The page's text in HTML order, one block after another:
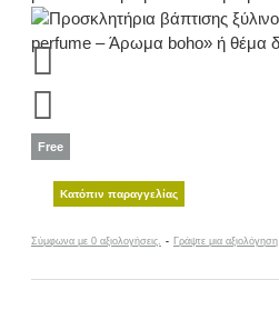
Free
Κατόπιν παραγγελίας
Σύμφωνα με 0 αξιολογήσεις. - Γράψτε μια αξιολόγηση